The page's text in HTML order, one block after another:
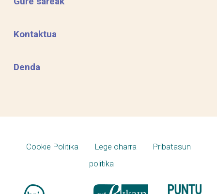
Kontaktua
Denda
Cookie Politika Lege oharra
Pribatasun
politika